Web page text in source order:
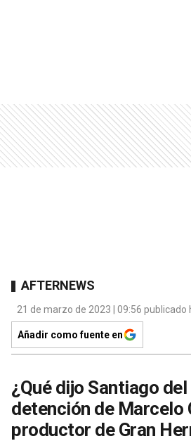
AFTERNEWS
21 de marzo de 2023 | 09:56 publicado
Añadir como fuente en
¿Qué dijo Santiago
detención de Marcelo
productor de Gran